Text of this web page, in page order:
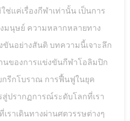
แค่เรื่องกีฬาเท่านั้น เป็นการ
มนุษย์ ความหลากหลายทาง
นอย่างสันติ บทความนี้เจาะลึก
นของการแข่งขันกีฬาโอลิมปิก
กรีกโบราณ การฟื้นฟูในยุค
ปรากฏการณ์ระดับโลกที่เรา
ราเดินทางผ่านศตวรรษต่างๆ